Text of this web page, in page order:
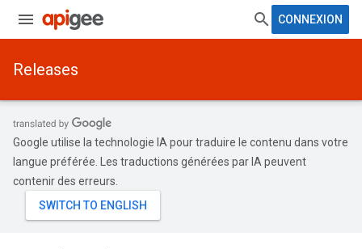
CONNEXION
Releases
Google utilise la technologie IA pour traduire le contenu dans votre
langue préférée. Les traductions générées par IA peuvent
contenir des erreurs.